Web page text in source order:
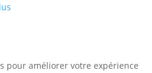
pour améliorer votre expérience